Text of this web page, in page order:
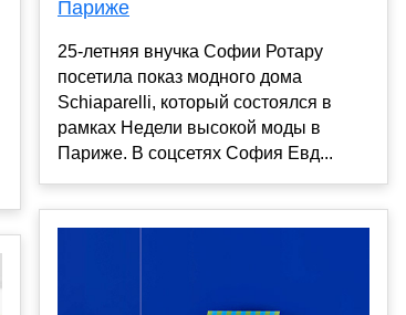
Париже
25-летняя внучка Софии Ротару
посетила показ модного дома
Schiaparelli, который состоялся в
рамках Недели высокой моды в
Париже. В соцсетях София Евд...